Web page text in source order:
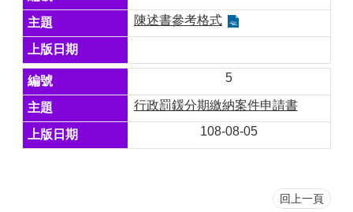
陳述書參考格式
5
行政罰鍰分期繳納案件申請書
108-08-05
回上一頁